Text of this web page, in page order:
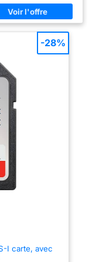
SD Lexar
UHS-II
et
existant
et
cartes
PRO
soumises
rigoureux
une
à vie
qui comptent Prenez
et vidéos sans vous
offre une très grande
puissiez prendre des
de photos et des heures
Full HD (1080p) sans
de carte Davantage de
de souvenirs;
du temps grâce à des
aider à déplacer vos
et vidéos Full HD
Conçues pour être
les cartes SanDisk
et SDXC UHS-I sont
pour être robustes,
à l'eau, aux chocs,
rayons X et aux
extrêmes afin
à protéger vos
des aléas de la vie
de carte SanDisk
déplacer vos fichiers
4. Dépannage : un.
I carte, avec
-28%